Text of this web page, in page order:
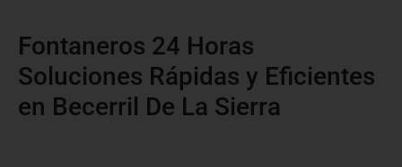
Fontaneros 24 Horas
Soluciones Rápidas y Eficientes
en Becerril De La Sierra